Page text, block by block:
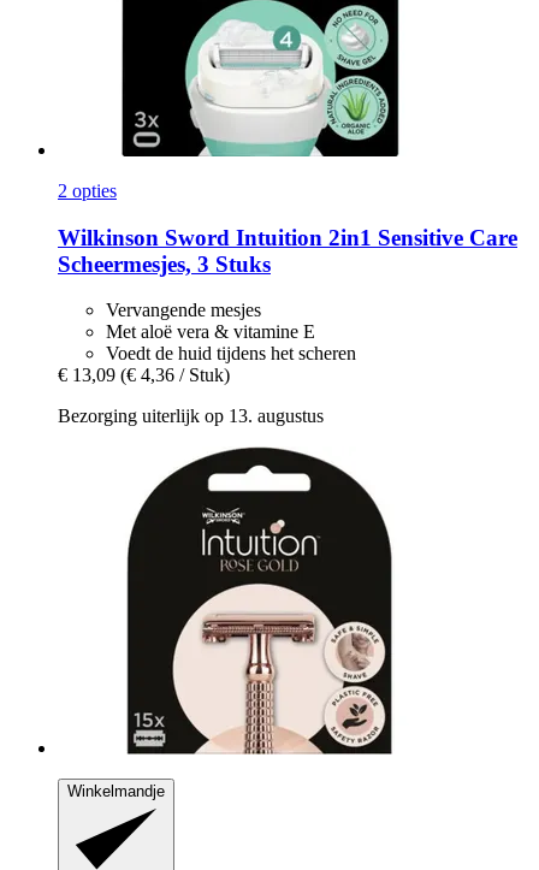
2 opties
Wilkinson Sword Intuition 2in1 Sensitive Care
Scheermesjes, 3 Stuks
Vervangende mesjes
Met aloë vera & vitamine E
Voedt de huid tijdens het scheren
€ 13,09 (€ 4,36 / Stuk)
Bezorging uiterlijk op 13. augustus
Winkelmandje